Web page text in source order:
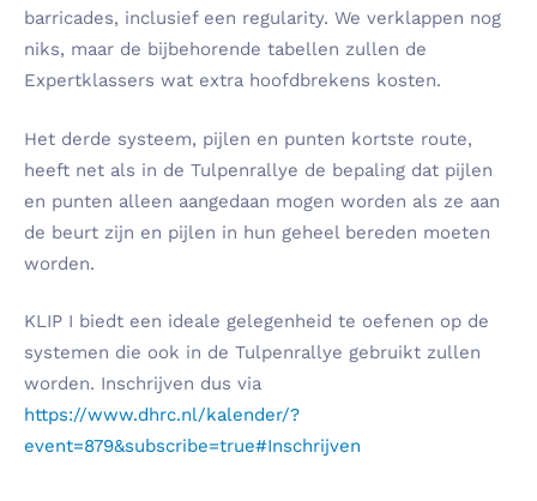
barricades, inclusief een regularity. We verklappen nog
niks, maar de bijbehorende tabellen zullen de
Expertklassers wat extra hoofdbrekens kosten.
Het derde systeem, pijlen en punten kortste route,
heeft net als in de Tulpenrallye de bepaling dat pijlen
en punten alleen aangedaan mogen worden als ze aan
de beurt zijn en pijlen in hun geheel bereden moeten
worden.
KLIP I biedt een ideale gelegenheid te oefenen op de
systemen die ook in de Tulpenrallye gebruikt zullen
worden. Inschrijven dus via
https://www.dhrc.nl/kalender/?
event=879&subscribe=true#Inschrijven